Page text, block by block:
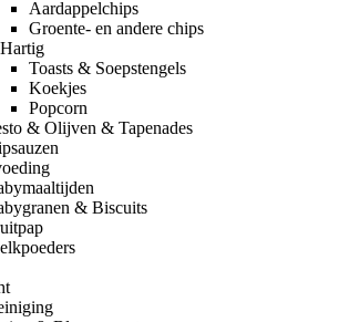
Aardappelchips
Groente- en andere chips
Hartig
Toasts & Soepstengels
Koekjes
Popcorn
& Olijven & Tapenades
& Biscuits